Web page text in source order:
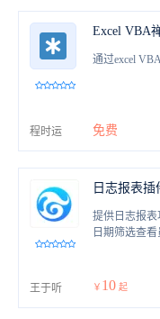
程时运
Excel VBA
通过excel
免费
王于听
日志报表插
提供日志报
日期筛选查看
￥ 10 起